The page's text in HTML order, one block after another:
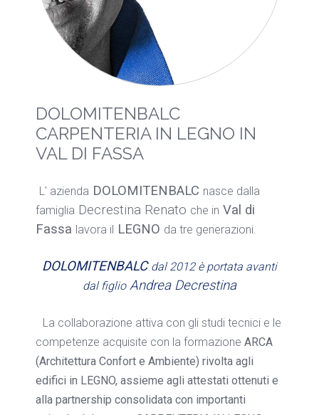
DOLOMITENBALC
CARPENTERIA IN LEGNO IN
VAL DI FASSA
L' azienda DOLOMITENBALC nasce dalla
famiglia Decrestina Renato che in Val di
Fassa lavora il LEGNO da tre generazioni.
DOLOMITENBALC dal 2012 è portata avanti
dal figlioAndrea Decrestina
La collaborazione attiva con gli studi tecnici e le
competenze acquisite con la formazione ARCA
(Architettura Confort e Ambiente) rivolta agli
edifici in LEGNO, assieme agli attestati ottenuti e
alla partnership consolidata con importanti